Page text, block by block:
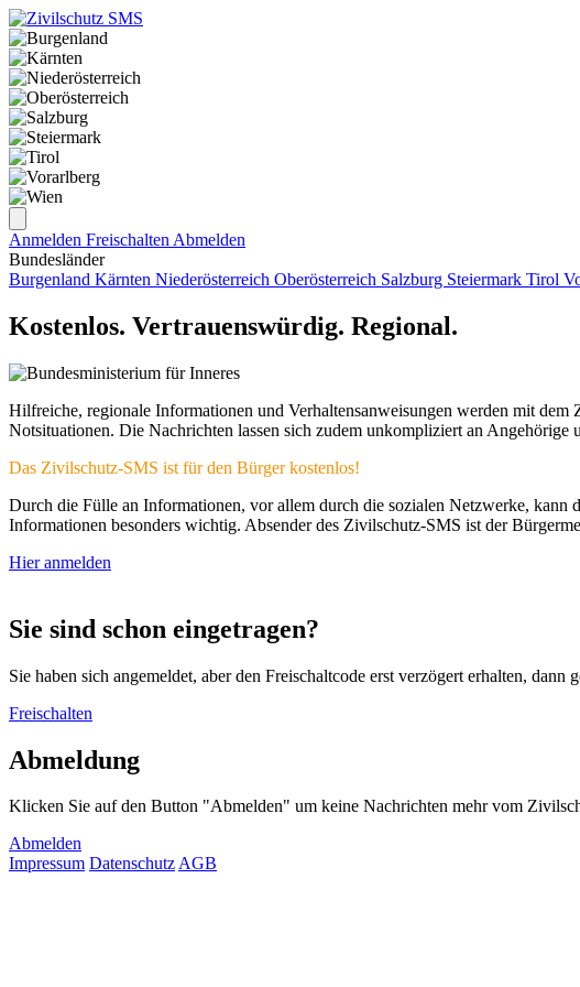
Anmelden Freischalten Abmelden
Bundesländer
Burgenland Kärnten Niederösterreich Oberösterreich Salzburg Steiermark Tirol
Kostenlos. Vertrauenswürdig. Regional.
Hilfreiche, regionale Informationen und Verhaltensanweisungen werden mit
Notsituationen. Die Nachrichten lassen sich zudem unkompliziert an Angehörige
Das Zivilschutz-SMS ist für den Bürger kostenlos!
Durch die Fülle an Informationen, vor allem durch die sozialen Netzwerke,
Informationen besonders wichtig. Absender des Zivilschutz-SMS ist der
Hier anmelden
Sie sind schon eingetragen?
Sie haben sich angemeldet, aber den Freischaltcode erst verzögert erhalten,
Freischalten
Abmeldung
Klicken Sie auf den Button "Abmelden" um keine Nachrichten mehr vom
Abmelden
Impressum DatenschutzAGB